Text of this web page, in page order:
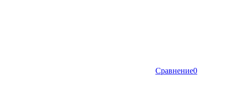
Сравнение0